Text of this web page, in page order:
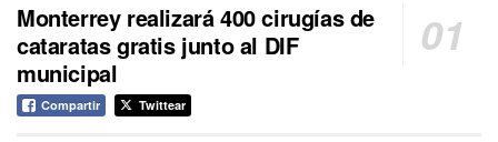
Monterrey realizará 400 cirugías de
cataratas gratis junto al DIF
municipal
Compartir Twittear